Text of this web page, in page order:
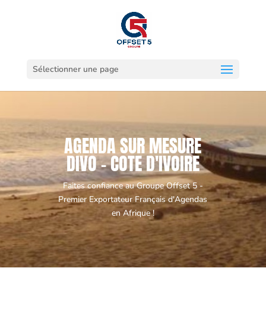
Sélectionner une page
AGENDA SUR MESURE
DIVO - COTE D'IVOIRE
Faites confiance au Groupe Offset 5 -
Premier Exportateur Français d'Agendas
en Afrique !